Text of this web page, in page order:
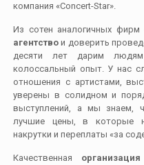
компания «Concert-Star».
Из сотен аналогичных
агентство и доверить
десяти лет дарим
колоссальный опыт. У нас
отношения с артистами,
уверены в солидном и
выступлений, а мы знаем,
лучшие цены, в которые
накрутки и переплаты «за
Качественная